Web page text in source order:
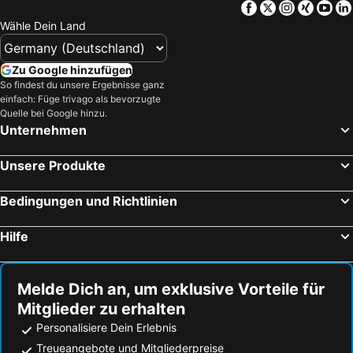
Erofili Hotel
Golden Sunset
Sweet Memories Beach Houses
Riviera Benitses
Avra Boutique
Hotel San Marina
Stavros Beach Resort
Galini Sea Apartments
Axilion, Strandhotels
Kalami, Strandhotels
Almyros, Strandhotels
Ermones, Strandhotels
Ammoudia, Strandhotels
Facebook
TwitterXing
Wähle Dein Land
Zu Google hinzufügen
So findest du unsere Ergebnisse ganz
einfach: Füge trivago als bevorzugte
Quelle bei Google hinzu.
Unternehmen
Unsere Produkte
Bedingungen und Richtlinien
Hilfe
Melde Dich an, um exklusive Vorteile für
Mitglieder zu erhalten
Personalisiere Dein Erlebnis
Treueangebote und Mitgliederpreise